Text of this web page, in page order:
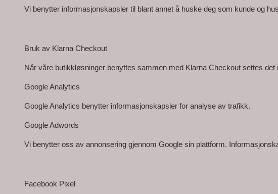
Vi benytter informasjonskapsler til blant annet å huske deg som kunde og
Bruk av Klarna Checkout
Når våre butikkløsninger benyttes sammen med Klarna Checkout settes
Google Analytics
Google Analytics benytter informasjonskapsler for analyse av trafikk.
Google Adwords
Vi benytter oss av annonsering gjennom Google sin plattform.
Facebook Pixel